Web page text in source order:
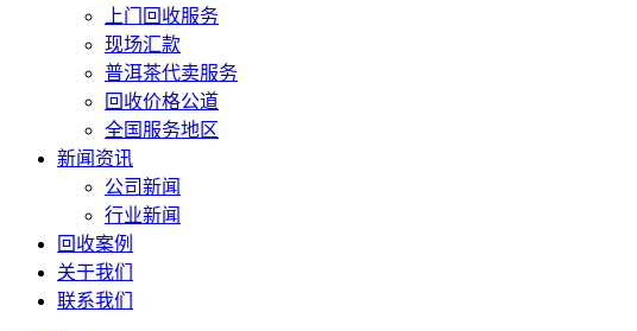
上门回收服务
现场汇款
普洱茶代卖服务
回收价格公道
全国服务地区
新闻资讯
公司新闻
行业新闻
回收案例
关于我们
联系我们